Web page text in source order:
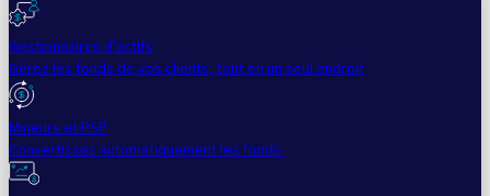
Gestionnaires d'actifs
Gérez les fonds de vos clients, tout en un seul endroit
Mineurs et PSP
Convertissez automatiquement les fonds.